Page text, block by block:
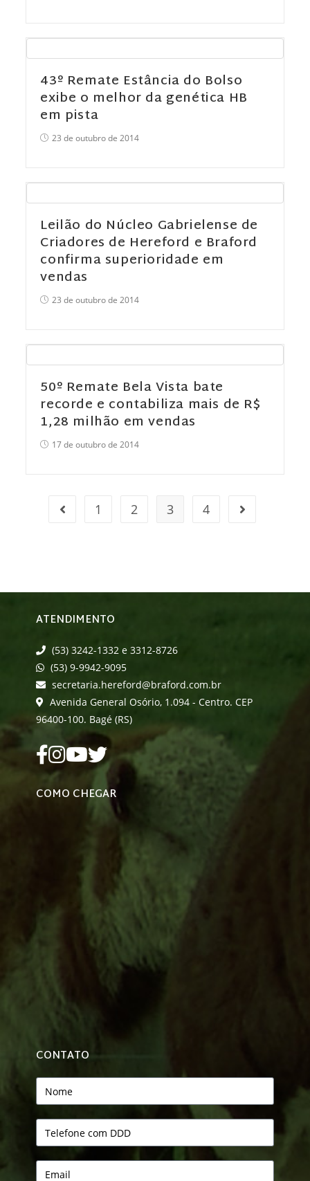
43º Remate Estância do Bolso
exibe o melhor da genética HB
em pista
23 de outubro de 2014
Leilão do Núcleo Gabrielense de
Criadores de Hereford e Braford
confirma superioridade em
vendas
23 de outubro de 2014
50º Remate Bela Vista bate
recorde e contabiliza mais de R$
1,28 milhão em vendas
17 de outubro de 2014
1 2 3 4
ATENDIMENTO
(53) 3242-1332 e 3312-8726
(53) 9-9942-9095
secretaria.hereford@braford.com.br
Avenida General Osório, 1.094 - Centro. CEP
96400-100. Bagé (RS)
COMO CHEGAR
CONTATO